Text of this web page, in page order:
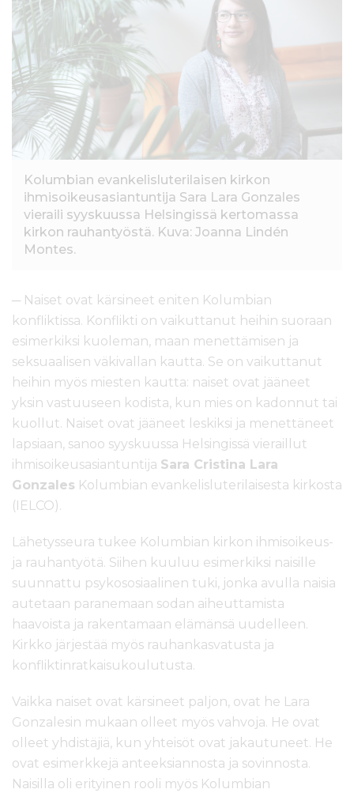
Kolumbian evankelisluterilaisen kirkon
ihmisoikeusasiantuntija Sara Lara Gonzales
vieraili syyskuussa Helsingissä kertomassa
kirkon rauhantyöstä. Kuva: Joanna Lindén
Montes.
─ Naiset ovat kärsineet eniten Kolumbian
konfliktissa. Konflikti on vaikuttanut heihin suoraan
esimerkiksi kuoleman, maan menettämisen ja
seksuaalisen väkivallan kautta. Se on vaikuttanut
heihin myös miesten kautta: naiset ovat jääneet
yksin vastuuseen kodista, kun mies on kadonnut tai
kuollut. Naiset ovat jääneet leskiksi ja menettäneet
lapsiaan, sanoo syyskuussa Helsingissä vieraillut
ihmisoikeusasiantuntija Sara Cristina Lara
Gonzales Kolumbian evankelisluterilaisesta kirkosta
(IELCO).
Lähetysseura tukee Kolumbian kirkon ihmisoikeus-
ja rauhantyötä. Siihen kuuluu esimerkiksi naisille
suunnattu psykososiaalinen tuki, jonka avulla naisia
autetaan paranemaan sodan aiheuttamista
haavoista ja rakentamaan elämänsä uudelleen.
Kirkko järjestää myös rauhankasvatusta ja
konfliktinratkaisukoulutusta.
Vaikka naiset ovat kärsineet paljon, ovat he Lara
Gonzalesin mukaan olleet myös vahvoja. He ovat
olleet yhdistäjiä, kun yhteisöt ovat jakautuneet. He
ovat esimerkkejä anteeksiannosta ja sovinnosta.
Naisilla oli erityinen rooli myös Kolumbian